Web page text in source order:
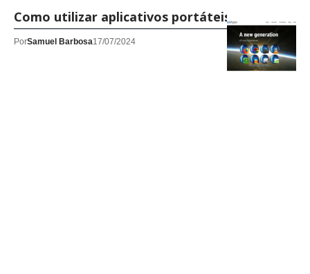
Como utilizar aplicativos portáteis no Linux
PorSamuel Barbosa17/07/2024